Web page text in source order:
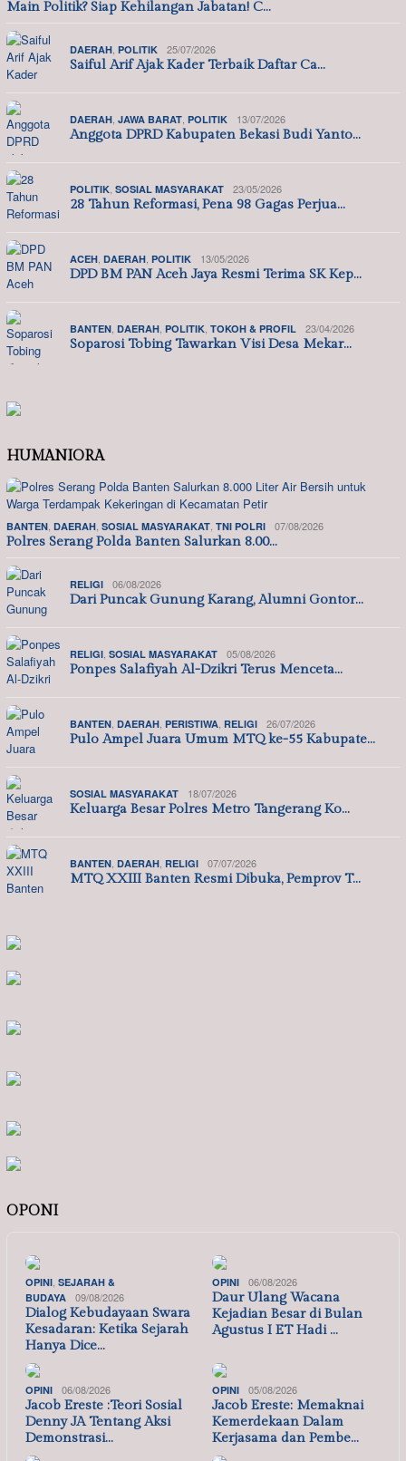
Main Politik? Siap Kehilangan Jabatan! C…
DAERAH POLITIK 25/07/2026
Saiful Arif Ajak Kader Terbaik Daftar Ca…
DAERAH JAWA BARAT POLITIK 13/07/2026
Anggota DPRD Kabupaten Bekasi Budi Yanto…
POLITIK SOSIAL MASYARAKAT 23/05/2026
28 Tahun Reformasi, Pena 98 Gagas Perjua…
ACEH DAERAH POLITIK 13/05/2026
DPD BM PAN Aceh Jaya Resmi Terima SK Kep…
BANTEN DAERAH POLITIK TOKOH & PROFIL 23/04/2026
Soparosi Tobing Tawarkan Visi Desa Mekar…
HUMANIORA
BANTEN DAERAH SOSIAL MASYARAKAT TNI POLRI 07/08/2026
Polres Serang Polda Banten Salurkan 8.00…
RELIGI 06/08/2026
Dari Puncak Gunung Karang, Alumni Gontor…
RELIGI SOSIAL MASYARAKAT 05/08/2026
Ponpes Salafiyah Al-Dzikri Terus Menceta…
BANTEN DAERAH PERISTIWA RELIGI 26/07/2026
Pulo Ampel Juara Umum MTQ ke-55 Kabupate…
SOSIAL MASYARAKAT 18/07/2026
Keluarga Besar Polres Metro Tangerang Ko…
BANTEN DAERAH RELIGI 07/07/2026
MTQ XXIII Banten Resmi Dibuka, Pemprov T…
OPONI
OPINI SEJARAH &
BUDAYA
09/08/2026
Dialog Kebudayaan Swara
Kesadaran: Ketika Sejarah
Hanya Dice…
OPINI 06/08/2026
Daur Ulang Wacana
Kejadian Besar di Bulan
Agustus I ET Hadi …
OPINI 06/08/2026
Jacob Ereste :Teori Sosial
Denny JA Tentang Aksi
Demonstrasi…
OPINI 05/08/2026
Jacob Ereste: Memaknai
Kemerdekaan Dalam
Kerjasama dan Pembe…